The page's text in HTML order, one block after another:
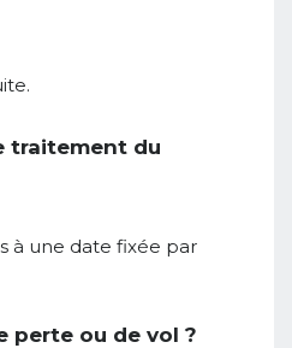
traitement du
à une date fixée par
perte ou de vol ?